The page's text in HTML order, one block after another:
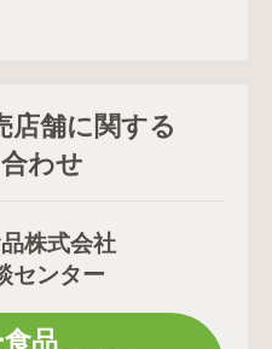
店舗に関する
わせ
株式会社
センター
品